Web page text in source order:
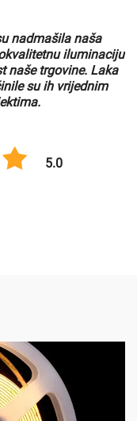
nadmašila naša
iluminaciju
naše trgovine. Laka
su ih vrijednim
5.0